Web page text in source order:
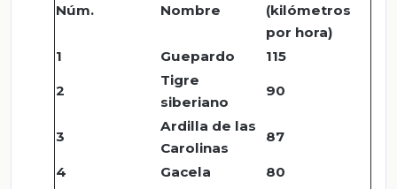
Núm. Nombre
(kilómetros
por hora)
1
Guepardo 115
2
Tigre
siberiano
90
3
Ardilla de las
Carolinas
87
4 Gacela
80